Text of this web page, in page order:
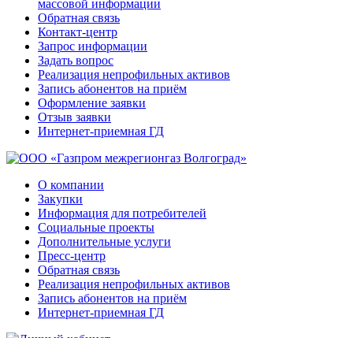
массовой информации
Обратная связь
Контакт-центр
Запрос информации
Задать вопрос
Реализация непрофильных активов
Запись абонентов на приём
Оформление заявки
Отзыв заявки
Интернет-приемная ГД
О компании
Закупки
Информация для потребителей
Социальные проекты
Дополнительные услуги
Пресс-центр
Обратная связь
Реализация непрофильных активов
Запись абонентов на приём
Интернет-приемная ГД